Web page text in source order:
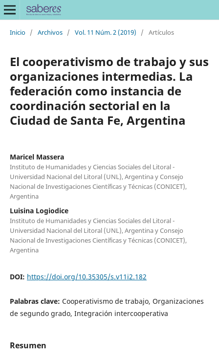
Inicio / Archivos / Vol. 11 Núm. 2 (2019) / Artículos
El cooperativismo de trabajo y sus
organizaciones intermedias. La
federación como instancia de
coordinación sectorial en la
Ciudad de Santa Fe, Argentina
Maricel Massera
Instituto de Humanidades y Ciencias Sociales del Litoral -
Universidad Nacional del Litoral (UNL), Argentina y Consejo
Nacional de Investigaciones Científicas y Técnicas (CONICET),
Argentina
Luisina Logiodice
Instituto de Humanidades y Ciencias Sociales del Litoral -
Universidad Nacional del Litoral (UNL), Argentina y Consejo
Nacional de Investigaciones Científicas y Técnicas (CONICET),
Argentina
DOI: https://doi.org/10.35305/s.v11i2.182
Palabras clave: Cooperativismo de trabajo, Organizaciones
de segundo grado, Integración intercooperativa
Resumen